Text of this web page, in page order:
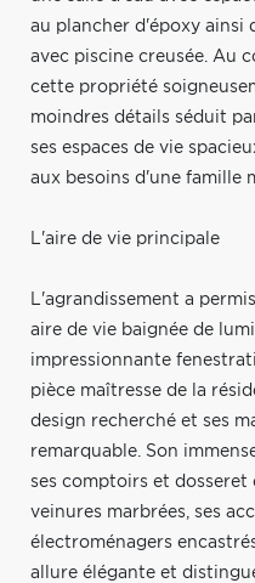
au plancher d'époxy ainsi
avec piscine creusée. Au
cette propriété
moindres détails séduit
ses espaces de vie
aux besoins d'une famille
L'aire de vie principale
L'agrandissement a
aire de vie baignée de
impressionnante
pièce maîtresse de la
design recherché et ses
remarquable. Son
ses comptoirs et dosseret
veinures marbrées, ses
électroménagers
allure élégante et